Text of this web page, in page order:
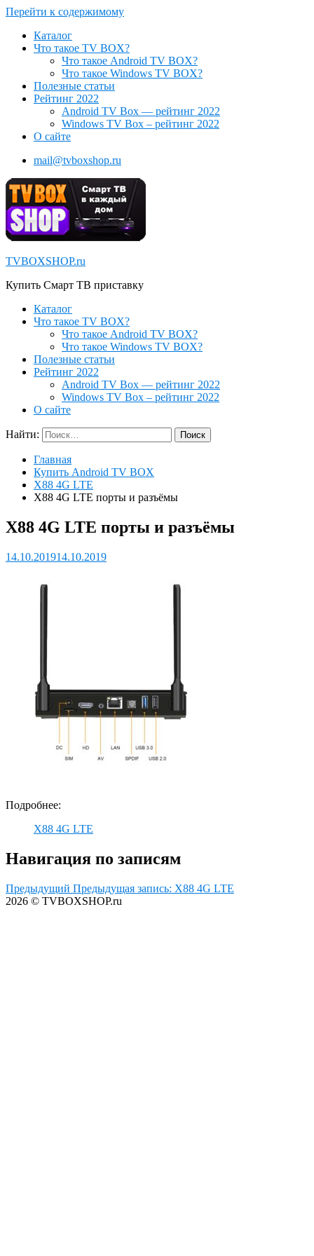
Перейти к содержимому
Каталог
Что такое TV BOX?
Что такое Android TV BOX?
Что такое Windows TV BOX?
Полезные статьи
Рейтинг 2022
Android TV Box — рейтинг 2022
Windows TV Box – рейтинг 2022
О сайте
mail@tvboxshop.ru
TVBOXSHOP.ru
Купить Смарт ТВ приставку
Каталог
Что такое TV BOX?
Что такое Android TV BOX?
Что такое Windows TV BOX?
Полезные статьи
Рейтинг 2022
Android TV Box — рейтинг 2022
Windows TV Box – рейтинг 2022
О сайте
Найти:
Главная
Купить Android TV BOX
X88 4G LTE
X88 4G LTE порты и разъёмы
X88 4G LTE порты и разъёмы
14.10.201914.10.2019
Подробнее:
X88 4G LTE
Навигация по записям
Предыдущий Предыдущая запись: X88 4G LTE
2026 © TVBOXSHOP.ru